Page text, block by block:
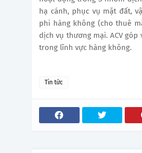
hạ cánh, phục vụ mặt đất,
phi hàng không (cho thuê
dịch vụ thương mại. ACV
trong lĩnh vực hàng không.
Tin tức